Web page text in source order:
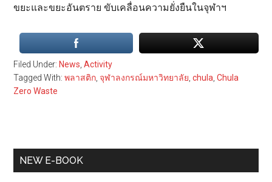
ขยะและขยะอันตราย ขับเคลื่อนความยั่งยืนในจุฬาฯ
Filed Under: News ,Activity
Tagged With:พลาสติก จุฬาลงกรณ์มหาวิทยาลัย ,chula ,Chula
Zero Waste
Primary
NEW E-BOOK